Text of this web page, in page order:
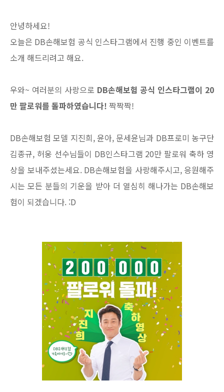
안녕하세요!
오늘은 DB손해보험 공식 인스타그램에서 진행 중인 이벤트를
소개 해드리려고 해요.
우와~ 여러분의 사랑으로 DB손해보험 공식 인스타그램이 20
만 팔로워를 돌파하였습니다! 짝짝짝!
DB손해보험 모델 지진희, 윤아, 문세윤님과 DB프로미 농구단
김종규, 허웅 선수님들이 DB인스타그램 20만 팔로워 축하 영
상을 보내주셨는세요. DB손해보험을 사랑해주시고, 응원해주
시는 모든 분들의 기운을 받아 더 열심히 해나가는 DB손해보
험이 되겠습니다. :D